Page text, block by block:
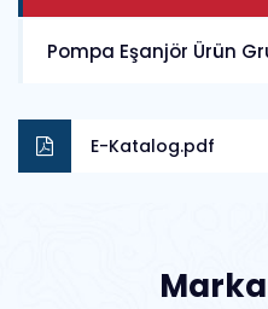
Pompa Eşanjör Ürün
E-Katalog.pdf